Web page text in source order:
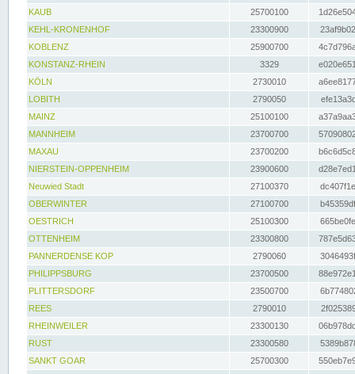
KAUB
25700100
KEHL-KRONENHOF
23300900
KOBLENZ
25900700
KONSTANZ-RHEIN
3329
KÖLN
2730010
LOBITH
2790050
MAINZ
25100100
MANNHEIM
23700700
MAXAU
23700200
NIERSTEIN-OPPENHEIM
23900600
Neuwied Stadt
27100370
OBERWINTER
27100700
OESTRICH
25100300
OTTENHEIM
23300800
PANNERDENSE KOP
2790060
PHILIPPSBURG
23700500
PLITTERSDORF
23500700
REES
2790010
RHEINWEILER
23300130
RUST
23300580
SANKT GOAR
25700300